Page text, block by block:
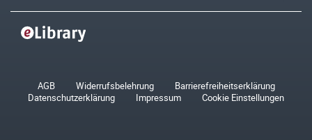
AGB Widerrufsbelehrung
Barrierefreiheitserklärung
Datenschutzerklärung
Impressum Cookie Einstellungen